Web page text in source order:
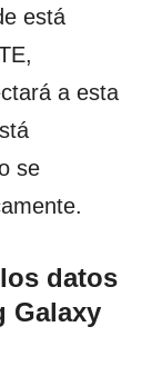
está
a esta
se
datos
Galaxy